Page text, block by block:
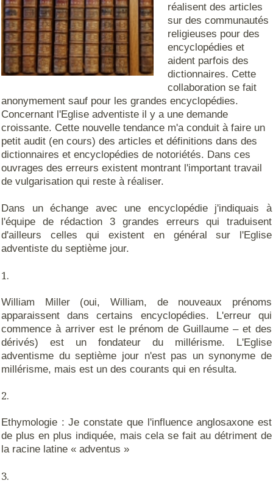
réalisent des articles
sur des communautés
religieuses pour des
encyclopédies et
aident parfois des
dictionnaires. Cette
collaboration se fait
anonymement sauf pour les grandes encyclopédies.
Concernant l'Eglise adventiste il y a une demande
croissante. Cette nouvelle tendance m'a conduit à faire un
petit audit (en cours) des articles et définitions dans des
dictionnaires et encyclopédies de notoriétés. Dans ces
ouvrages des erreurs existent montrant l'important travail
de vulgarisation qui reste à réaliser.
Dans un échange avec une encyclopédie j'indiquais à
l'équipe de rédaction 3 grandes erreurs qui traduisent
d'ailleurs celles qui existent en général sur l'Eglise
adventiste du septième jour.
William Miller (oui, William, de nouveaux prénoms
apparaissent dans certains encyclopédies. L'erreur qui
commence à arriver est le prénom de Guillaume – et des
dérivés) est un fondateur du millérisme. L'Eglise
adventisme du septième jour n'est pas un synonyme de
millérisme, mais est un des courants qui en résulta.
Ethymologie : Je constate que l'influence anglosaxone est
de plus en plus indiquée, mais cela se fait au détriment de
la racine latine « adventus »